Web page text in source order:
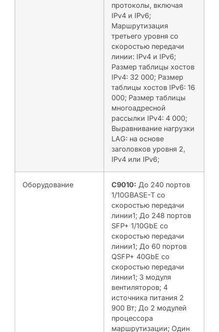
протоколы, включая
IPv4 и IPv6;
Маршрутизация
третьего уровня со
скоростью передачи
линии: IPv4 и IPv6;
Размер таблицы хостов
IPv4: 32 000; Размер
таблицы хостов IPv6: 16
000; Размер таблицы
многоадресной
рассылки IPv4: 4 000;
Выравнивание нагрузки
LAG: на основе
заголовков уровня 2,
IPv4 или IPv6;
Оборудование C9010: До 240 портов
1/10GBASE-T со
скоростью передачи
линии1; До 248 портов
SFP+ 1/10GbE со
скоростью передачи
линии1; До 60 портов
QSFP+ 40GbE со
скоростью передачи
линии1; 3 модуля
вентиляторов; 4
источника питания 2
900 Вт; До 2 модулей
процессора
маршрутизации; Один